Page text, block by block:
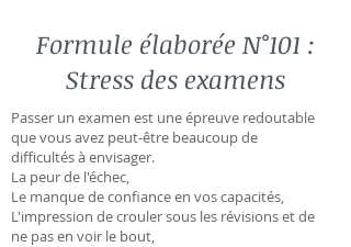
Formule élaborée N°101 :
Stress des examens
Passer un examen est une épreuve redoutable
que vous avez peut-être beaucoup de
difficultés à envisager.
La peur de l'échec,
Le manque de confiance en vos capacités,
L'impression de crouler sous les révisions et de
ne pas en voir le bout,